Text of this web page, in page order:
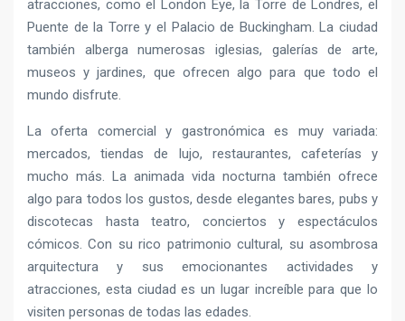
atracciones, como el London Eye, la Torre de Londres, el
Puente de la Torre y el Palacio de Buckingham. La ciudad
también alberga numerosas iglesias, galerías de arte,
museos y jardines, que ofrecen algo para que todo el
mundo disfrute.
La oferta comercial y gastronómica es muy variada:
mercados, tiendas de lujo, restaurantes, cafeterías y
mucho más. La animada vida nocturna también ofrece
algo para todos los gustos, desde elegantes bares, pubs y
discotecas hasta teatro, conciertos y espectáculos
cómicos. Con su rico patrimonio cultural, su asombrosa
arquitectura y sus emocionantes actividades y
atracciones, esta ciudad es un lugar increíble para que lo
visiten personas de todas las edades.